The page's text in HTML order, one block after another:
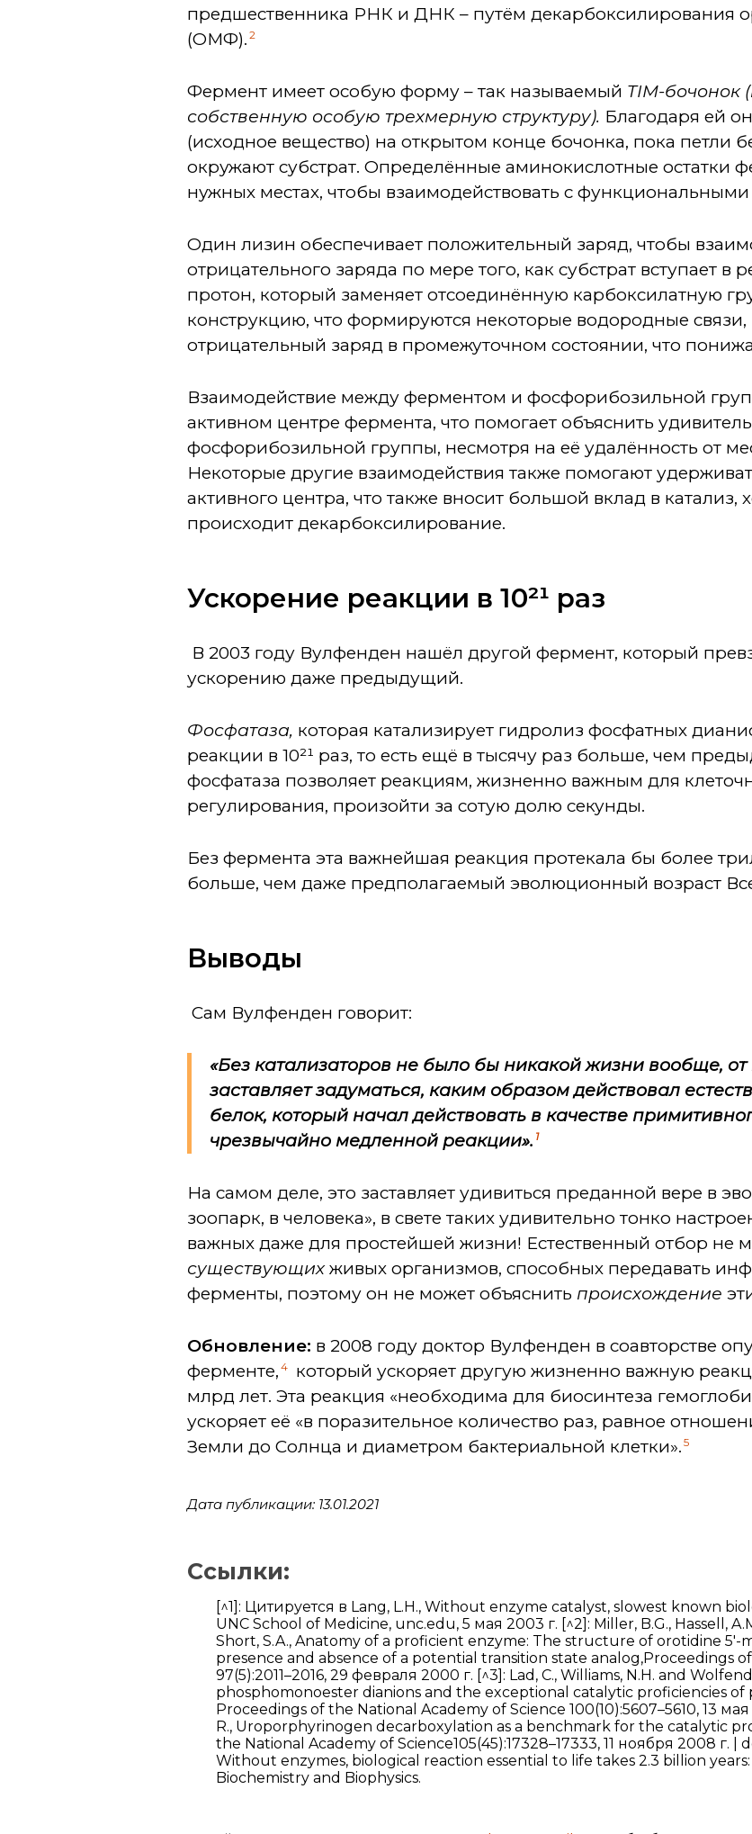
предшественника РНК и ДНК – путём декарбоксилирования
(ОМФ). 2
Фермент имеет особую форму – так называемый TIM-бочонок
собственную особую трехмерную структуру). Благодаря ей
(исходное вещество) на открытом конце бочонка, пока петли
окружают субстрат. Определённые аминокислотные остатки
нужных местах, чтобы взаимодействовать с функциональными
Один лизин обеспечивает положительный заряд, чтобы
отрицательного заряда по мере того, как субстрат вступает в
протон, который заменяет отсоединённую карбоксилатную
конструкцию, что формируются некоторые водородные
отрицательный заряд в промежуточном состоянии, что
Взаимодействие между ферментом и фосфорибозильной
активном центре фермента, что помогает объяснить
фосфорибозильной группы, несмотря на её удалённость от
Некоторые другие взаимодействия также помогают
активного центра, что также вносит большой вклад в катализ,
происходит декарбоксилирование.
Ускорение реакции в 10²¹ раз
В 2003 году Вулфенден нашёл другой фермент, который
ускорению даже предыдущий.
Фосфатаза, которая катализирует гидролиз фосфатных
реакции в 10²¹ раз, то есть ещё в тысячу раз больше, чем
фосфатаза позволяет реакциям, жизненно важным для
регулирования, произойти за сотую долю секунды.
Без фермента эта важнейшая реакция протекала бы более
больше, чем даже предполагаемый эволюционный возраст
Выводы
Сам Вулфенден говорит:
«Без катализаторов не было бы никакой жизни вообще,
заставляет задуматься, каким образом действовал
белок, который начал действовать в качестве
чрезвычайно медленной реакции». 1
На самом деле, это заставляет удивиться преданной вере в
зоопарк, в человека», в свете таких удивительно тонко
важных даже для простейшей жизни! Естественный отбор не
существующихживых организмов, способных передавать
ферменты, поэтому он не может объяснить происхождение
Обновление: в 2008 году доктор Вулфенден в соавторстве
ферменте, 4
который ускоряет другую жизненно важную
млрд лет. Эта реакция «необходима для биосинтеза
ускоряет её «в поразительное количество раз, равное
Земли до Солнца и диаметром бактериальной клетки». 5
Дата публикации: 13.01.2021
Ссылки:
[^1]: Цитируется в Lang, L.H., Without enzyme catalyst, slowest known
UNC School of Medicine, unc.edu, 5 мая 2003 г. [^2]: Miller, B.G., Hassell,
Short, S.A., Anatomy of a proficient enzyme: The structure of orotidine
presence and absence of a potential transition state analog,Proceedings
97(5):2011–2016, 29 февраля 2000 г. [^3]: Lad, C., Williams, N.H. and
phosphomonoester dianions and the exceptional catalytic proficiencies of
Proceedings of the National Academy of Science 100(10):5607–5610, 13
R., Uroporphyrinogen decarboxylation as a benchmark for the catalytic
the National Academy of Science105(45):17328–17333, 11 ноября 2008 г. |
Without enzymes, biological reaction essential to life takes 2.3 billion
Biochemistry and Biophysics.